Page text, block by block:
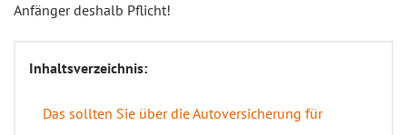
Anfänger deshalb Pflicht!
Inhaltsverzeichnis:
Das sollten Sie über die Autoversicherung für